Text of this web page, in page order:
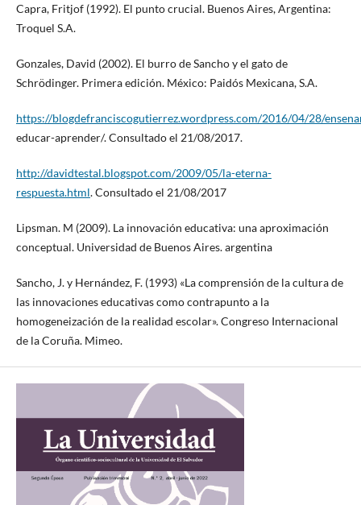
Capra, Fritjof (1992). El punto crucial. Buenos Aires, Argentina:
Troquel S.A.
Gonzales, David (2002). El burro de Sancho y el gato de
Schrödinger. Primera edición. México: Paidós Mexicana, S.A.
https://blogdefranciscogutierrez.wordpress.com/2016/04/28/
educar-aprender/. Consultado el 21/08/2017.
http://davidtestal.blogspot.com/2009/05/la-eterna-
respuesta.html. Consultado el 21/08/2017
Lipsman. M (2009). La innovación educativa: una aproximación
conceptual. Universidad de Buenos Aires. argentina
Sancho, J. y Hernández, F. (1993) «La comprensión de la cultura de
las innovaciones educativas como contrapunto a la
homogeneización de la realidad escolar». Congreso Internacional
de la Coruña. Mimeo.